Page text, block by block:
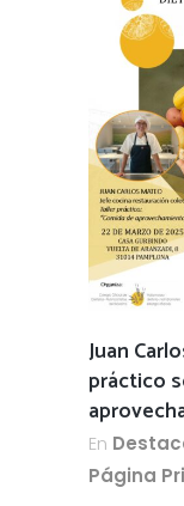
Juan
práctico
En
Página